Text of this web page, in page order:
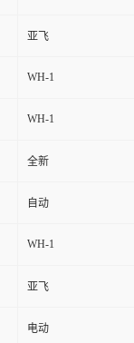
亚飞
WH-1
WH-1
全新
自动
WH-1
亚飞
电动